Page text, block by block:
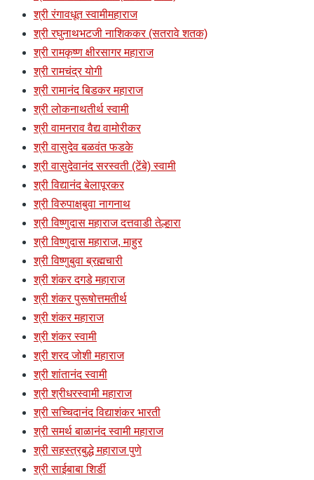
श्री रंगावधूत स्वामीमहाराज
श्री रघुनाथभटजी नाशिककर (सतरावे शतक)
श्री रामकृष्ण क्षीरसागर महाराज
श्री रामचंद्र योगी
श्री रामानंद बिडकर महाराज
श्री लोकनाथतीर्थ स्वामी
श्री वामनराव वैद्य वामोरीकर
श्री वासुदेव बळवंत फडके
श्री वासुदेवानंद सरस्वती (टेंबे) स्वामी
श्री विद्यानंद बेलापूरकर
श्री विरुपाक्षबुवा नागनाथ
श्री विष्णुदास महाराज दत्तवाडी तेल्हारा
श्री विष्णुदास महाराज, माहुर
श्री विष्णुबुवा ब्रह्मचारी
श्री शंकर दगडे महाराज
श्री शंकर पुरूषोत्तमतीर्थ
श्री शंकर महाराज
श्री शंकर स्वामी
श्री शरद जोशी महाराज
श्री शांतानंद स्वामी
श्री श्रीधरस्वामी महाराज
श्री सच्चिदानंद विद्याशंकर भारती
श्री समर्थ बाळानंद स्वामी महाराज
श्री सहस्त्रबुद्धे महाराज पुणे
श्री साईबाबा शिर्डी